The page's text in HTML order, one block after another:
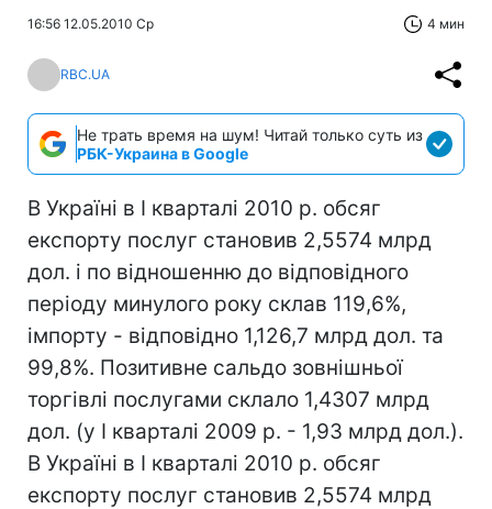
16:56 12.05.2010 Ср 4 мин
RBC.UA
Не трать время на шум! Читай только суть из
РБК-Украина в Google
В Україні в І кварталі 2010 р. обсяг
експорту послуг становив 2,5574 млрд
дол. і по відношенню до відповідного
періоду минулого року склав 119,6%,
імпорту - відповідно 1,126,7 млрд дол. та
99,8%. Позитивне сальдо зовнішньої
торгівлі послугами склало 1,4307 млрд
дол. (у І кварталі 2009 р. - 1,93 млрд дол.).
В Україні в І кварталі 2010 р. обсяг
експорту послуг становив 2,5574 млрд